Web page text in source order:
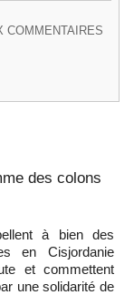
COMMENTAIRES
des colons
à bien des
en Cisjordanie
et commettent
une solidarité de